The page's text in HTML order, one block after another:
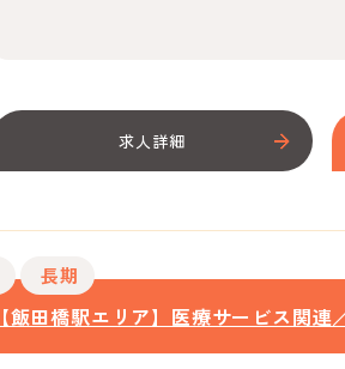
求人詳細
長期
【飯田橋駅エリア】医療サービス関連